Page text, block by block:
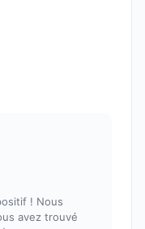
! Nous
avez trouvé